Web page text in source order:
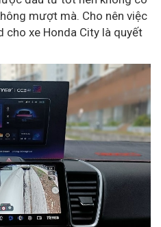
mượt mà. Cho nên việc
cho xe Honda City là quyết